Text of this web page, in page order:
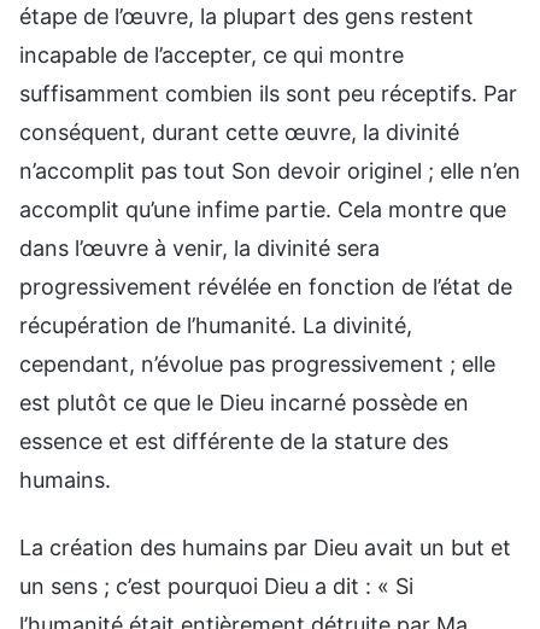
étape de l’œuvre, la plupart des gens restent
incapable de l’accepter, ce qui montre
suffisamment combien ils sont peu réceptifs. Par
conséquent, durant cette œuvre, la divinité
n’accomplit pas tout Son devoir originel ; elle n’en
accomplit qu’une infime partie. Cela montre que
dans l’œuvre à venir, la divinité sera
progressivement révélée en fonction de l’état de
récupération de l’humanité. La divinité,
cependant, n’évolue pas progressivement ; elle
est plutôt ce que le Dieu incarné possède en
essence et est différente de la stature des
humains.
La création des humains par Dieu avait un but et
un sens ; c’est pourquoi Dieu a dit : « Si